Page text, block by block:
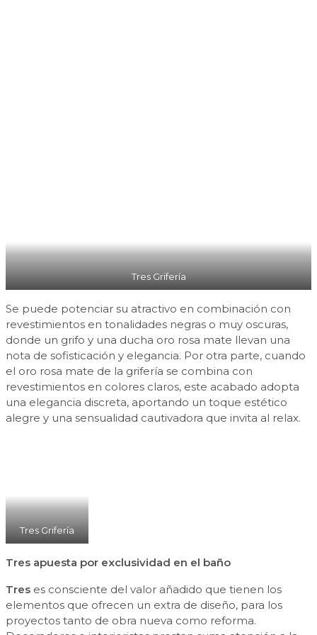
Tres Grifería
Se puede potenciar su atractivo en combinación con
revestimientos en tonalidades negras o muy oscuras,
donde un grifo y una ducha oro rosa mate llevan una
nota de sofisticación y elegancia. Por otra parte, cuando
el oro rosa mate de la grifería se combina con
revestimientos en colores claros, este acabado adopta
una elegancia discreta, aportando un toque estético
alegre y una sensualidad cautivadora que invita al relax.
Tres Grifería
Tres apuesta por exclusividad en el baño
Tres es consciente del valor añadido que tienen los
elementos que ofrecen un extra de diseño, para los
proyectos tanto de obra nueva como reforma.